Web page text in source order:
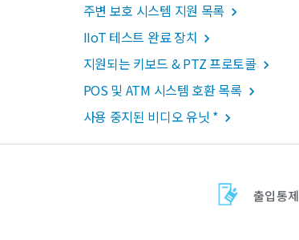
주변 보호 시스템 지원 목록
IIoT 테스트 완료 장치
지원되는 키보드 & PTZ 프로토콜
POS 및 ATM 시스템 호환 목록
사용 중지된 비디오 유닛 *
출입통제